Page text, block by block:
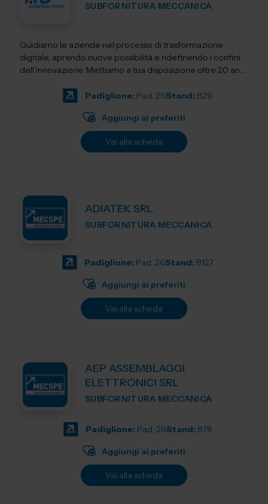
SUBFORNITURA MECCANICA
Guidiamo le aziende nel processo di trasformazione
digitale, aprendo nuove possibilità e ridefinendo i confini
dell’innovazione. Mettiamo a tua disposizione oltre 20 anni
Padiglione: Pad. 26Stand: B29
Aggiungi ai preferiti
Vai alla scheda
ADIATEK SRL
SUBFORNITURA MECCANICA
Padiglione: Pad. 26Stand: B127
Aggiungi ai preferiti
Vai alla scheda
AEP ASSEMBLAGGI
ELETTRONICI SRL
SUBFORNITURA MECCANICA
Padiglione: Pad. 26Stand: B78
Aggiungi ai preferiti
Vai alla scheda